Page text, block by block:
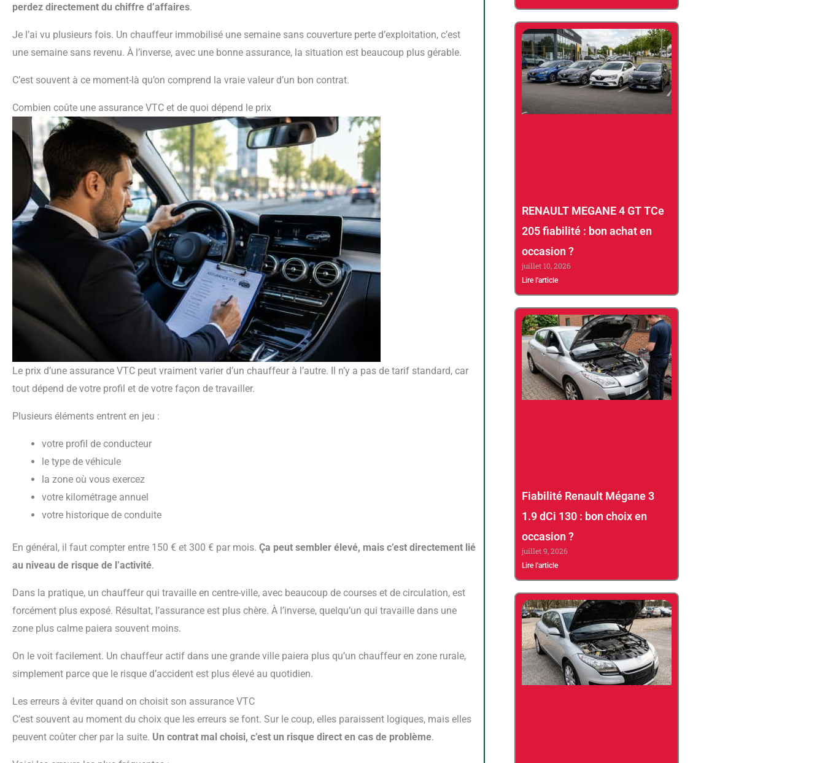
RENAULT MEGANE 4 GT TCe
205 fiabilité : bon achat en
occasion ?
juillet 10, 2026
Lire l'article
Fiabilité Renault Mégane 3
1.9 dCi 130 : bon choix en
occasion ?
juillet 9, 2026
Lire l'article
perdez directement du chiffre d’affaires.
Je l’ai vu plusieurs fois. Un chauffeur immobilisé une semaine sans couverture perte d’exploitation, c’est
une semaine sans revenu. À l’inverse, avec une bonne assurance, la situation est beaucoup plus gérable.
C’est souvent à ce moment-là qu’on comprend la vraie valeur d’un bon contrat.
Combien coûte une assurance VTC et de quoi dépend le prix
Le prix d’une assurance VTC peut vraiment varier d’un chauffeur à l’autre. Il n’y a pas de tarif standard, car
tout dépend de votre profil et de votre façon de travailler.
Plusieurs éléments entrent en jeu :
votre profil de conducteur
le type de véhicule
la zone où vous exercez
votre kilométrage annuel
votre historique de conduite
En général, il faut compter entre 150 € et 300 € par mois. Ça peut sembler élevé, mais c’est directement lié
au niveau de risque de l’activité.
Dans la pratique, un chauffeur qui travaille en centre-ville, avec beaucoup de courses et de circulation, est
forcément plus exposé. Résultat, l’assurance est plus chère. À l’inverse, quelqu’un qui travaille dans une
zone plus calme paiera souvent moins.
On le voit facilement. Un chauffeur actif dans une grande ville paiera plus qu’un chauffeur en zone rurale,
simplement parce que le risque d’accident est plus élevé au quotidien.
Les erreurs à éviter quand on choisit son assurance VTC
C’est souvent au moment du choix que les erreurs se font. Sur le coup, elles paraissent logiques, mais elles
peuvent coûter cher par la suite. Un contrat mal choisi, c’est un risque direct en cas de problème.